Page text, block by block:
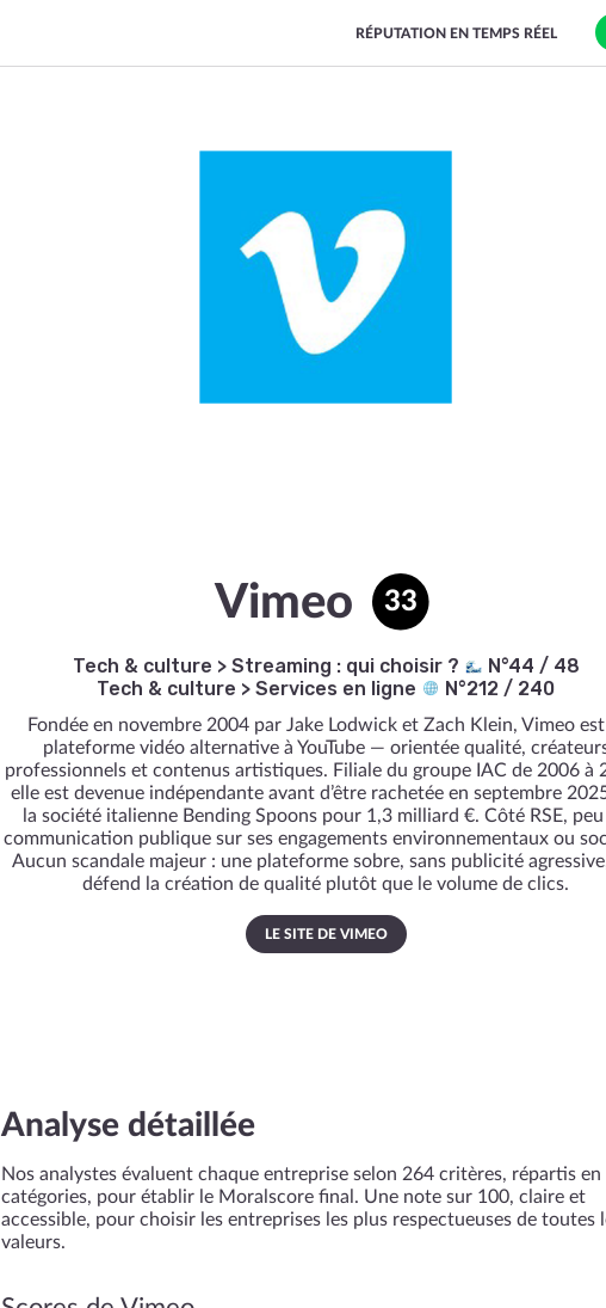
RÉPUTATION EN TEMPS RÉEL
Vimeo 33
Tech & culture > Streaming : qui choisir ?
N°44 / 48
Tech & culture > Services en ligne N°212 / 240
Fondée en novembre 2004 par Jake Lodwick et Zach Klein, Vimeo
plateforme vidéo alternative à YouTube — orientée qualité,
professionnels et contenus artistiques. Filiale du groupe IAC de 2006 à
elle est devenue indépendante avant d’être rachetée en septembre
la société italienne Bending Spoons pour 1,3 milliard €. Côté RSE,
communication publique sur ses engagements environnementaux ou
Aucun scandale majeur : une plateforme sobre, sans publicité
défend la création de qualité plutôt que le volume de clics.
LE SITE DE VIMEO
Analyse détaillée
Nos analystes évaluent chaque entreprise selon 264 critères, répartis en
catégories, pour établir le Moralscore final. Une note sur 100, claire et
accessible, pour choisir les entreprises les plus respectueuses de toutes
valeurs.